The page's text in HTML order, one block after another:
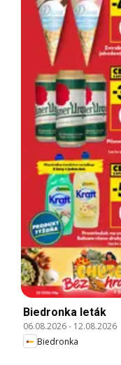
Biedronka leták
06.08.2026- 12.08.2026
Biedronka